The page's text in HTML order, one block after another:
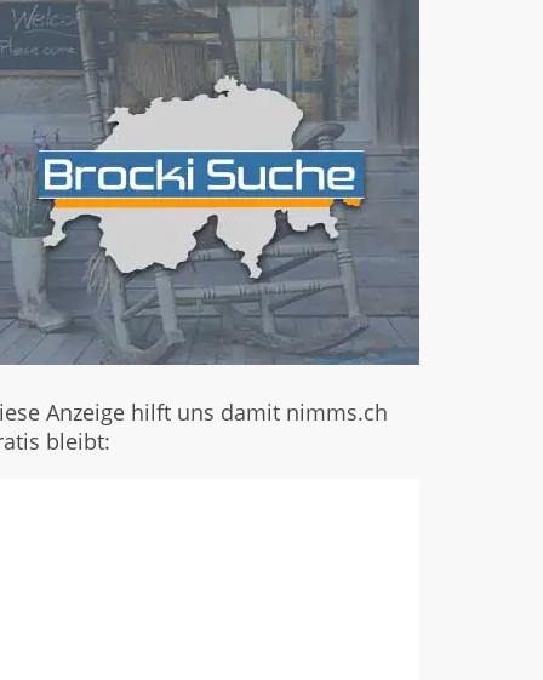
Anzeige hilft uns damit nimms.ch
bleibt: